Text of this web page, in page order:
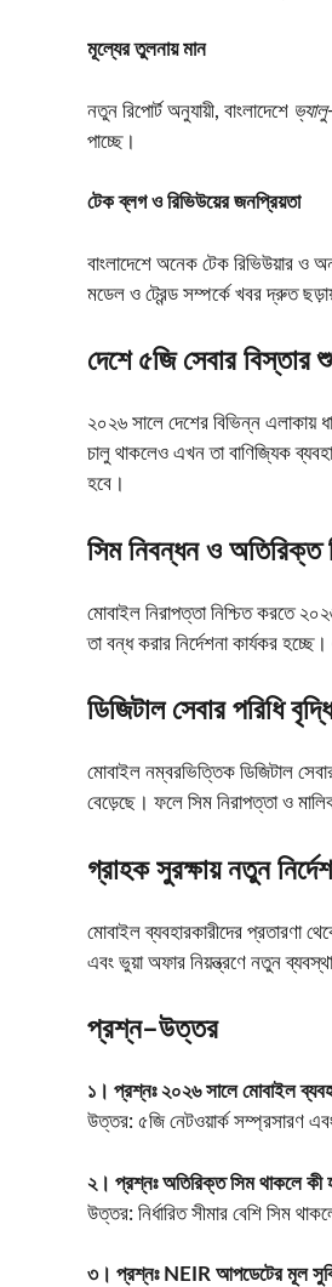
মূল্যের তুলনায় মান
নতুন রিপোর্ট অনুযায়ী, বাংলাদেশে
পাচ্ছে।
টেক ব্লগ ও রিভিউয়ের জনপ্রিয়তা
বাংলাদেশে অনেক টেক রিভিউয়ার ও
মডেল ও ট্রেন্ড সম্পর্কে খবর দ্রুত
দেশে ৫জি সেবার বিস্তার
২০২৬ সালে দেশের বিভিন্ন এলাকায়
চালু থাকলেও এখন তা বাণিজ্যিক
হবে।
সিম নিবন্ধন ও অতিরিক্ত
মোবাইল নিরাপত্তা নিশ্চিত করতে
তা বন্ধ করার নির্দেশনা কার্যকর
ডিজিটাল সেবার পরিধি বৃদ্ধি
মোবাইল নম্বরভিত্তিক ডিজিটাল
বেড়েছে। ফলে সিম নিরাপত্তা ও
গ্রাহক সুরক্ষায় নতুন
মোবাইল ব্যবহারকারীদের প্রতারণা
এবং ভুয়া অফার নিয়ন্ত্রণে নতুন
প্রশ্ন–উত্তর
১। প্রশ্নঃ ২০২৬ সালে মোবাইল
উত্তর: ৫জি নেটওয়ার্ক সম্প্রসারণ
২। প্রশ্নঃ অতিরিক্ত সিম থাকলে কী
উত্তর: নির্ধারিত সীমার বেশি সিম
৩। প্রশ্নঃ NEIR আপডেটের মূল